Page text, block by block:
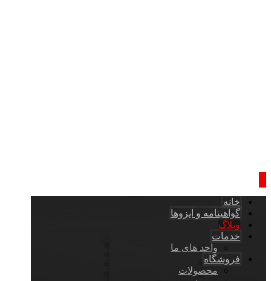
خانه
گواهینامه و ایزوها
وبلاگ
خدمات
واحد های ما
فروشگاه
محصولات